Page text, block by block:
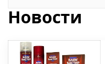
Новости